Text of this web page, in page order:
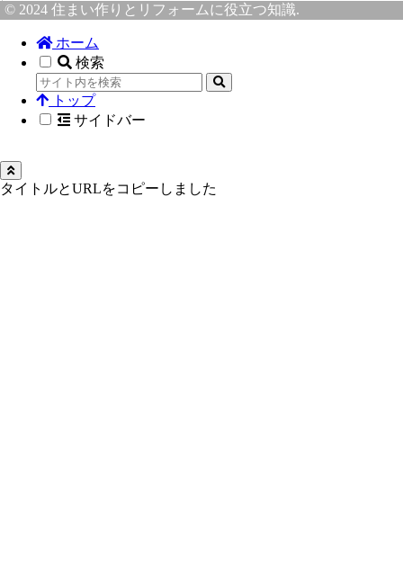
© 2024 住まい作りとリフォームに役立つ知識.
ホーム
検索
トップ
サイドバー
タイトルとURLをコピーしました